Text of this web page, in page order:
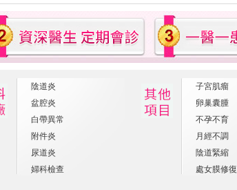
陰道炎
盆腔炎
白帶異常
附件炎
尿道炎
婦科檢查
子宮肌瘤
卵巢囊腫
不孕不育
月經不調
陰道緊縮
處女膜修復